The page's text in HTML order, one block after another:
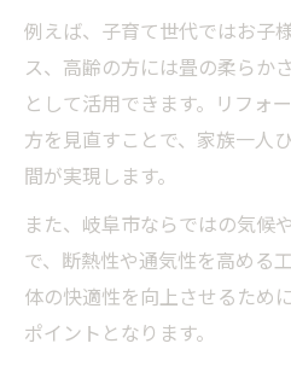
例えば、子育て世代ではお子
ス、高齢の方には畳の柔らか
として活用できます。リフォ
方を見直すことで、家族一人
間が実現します。
また、岐阜市ならではの気候
で、断熱性や通気性を高める
体の快適性を向上させるため
ポイントとなります。